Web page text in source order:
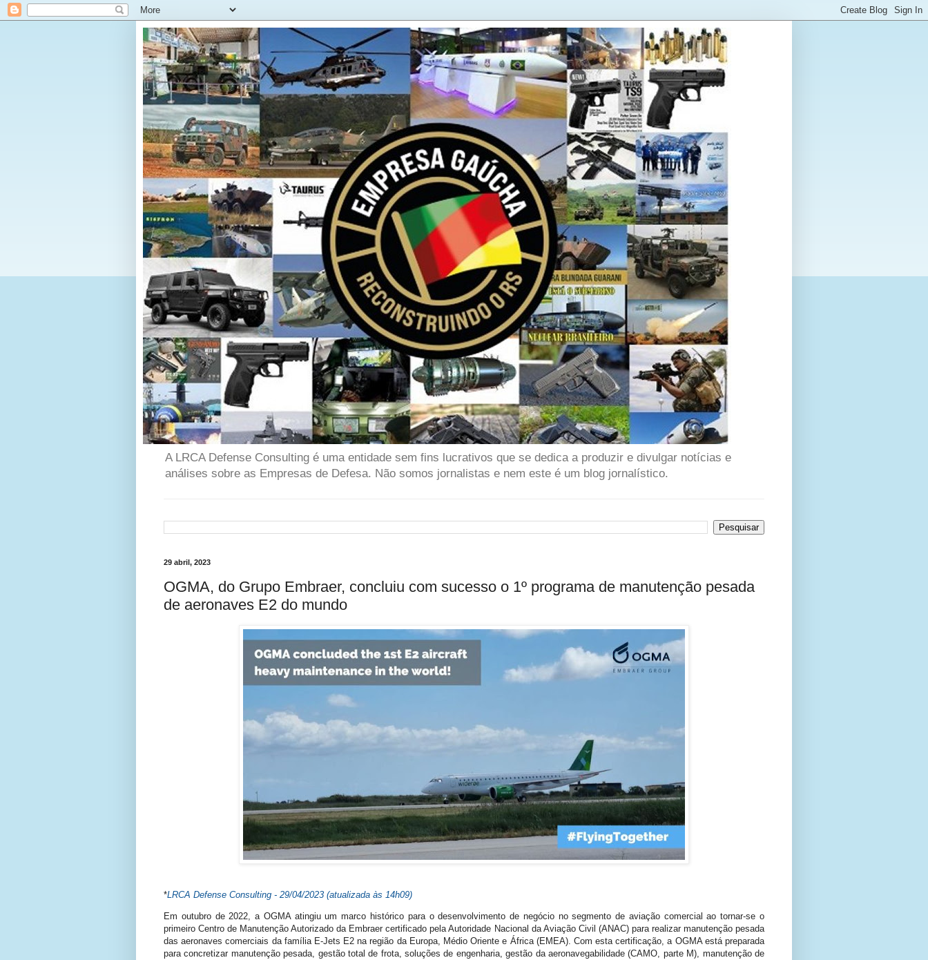
A LRCA Defense Consulting é uma entidade sem fins lucrativos que se dedica a produzir e divulgar notícias e
análises sobre as Empresas de Defesa. Não somos jornalistas e nem este é um blog jornalístico.
29 abril, 2023
OGMA, do Grupo Embraer, concluiu com sucesso o 1º programa de manutenção pesada
de aeronaves E2 do mundo
*LRCA Defense Consulting - 29/04/2023 (atualizada às 14h09)
Em outubro de 2022, a OGMA atingiu um marco histórico para o desenvolvimento de negócio no segmento de aviação comercial ao tornar-se o
primeiro Centro de Manutenção Autorizado da Embraer certificado pela Autoridade Nacional da Aviação Civil (ANAC) para realizar manutenção pesada
das aeronaves comerciais da família E-Jets E2 na região da Europa, Médio Oriente e África (EMEA). Com esta certificação, a OGMA está preparada
para concretizar manutenção pesada, gestão total de frota, soluções de engenharia, gestão da aeronavegabilidade (CAMO, parte M), manutenção de